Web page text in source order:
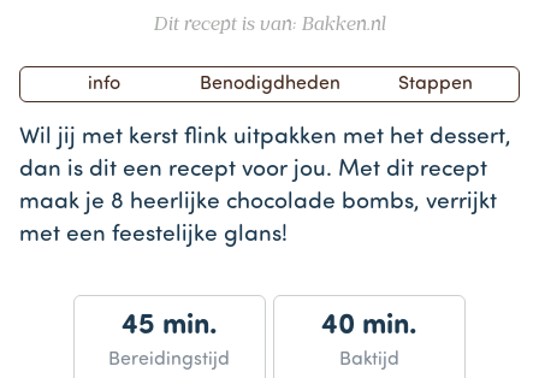
Dit recept is van: Bakken.nl
info Benodigdheden Stappen
Wil jij met kerst flink uitpakken met het dessert,
dan is dit een recept voor jou. Met dit recept
maak je 8 heerlijke chocolade bombs, verrijkt
met een feestelijke glans!
45 min.
Bereidingstijd
40 min.
Baktijd